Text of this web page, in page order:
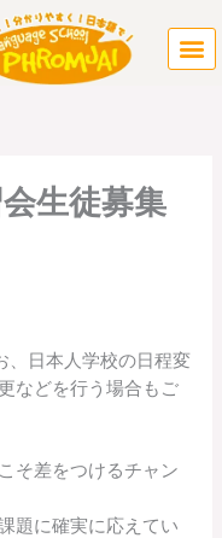
生徒募集
、日本人学校の日程変
などを行う場合もご
そ差をつけるチャン
題に確実に応えてい